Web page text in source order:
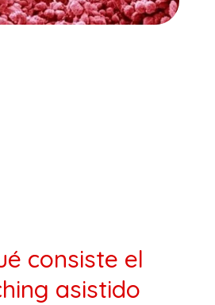
consiste el
asistido